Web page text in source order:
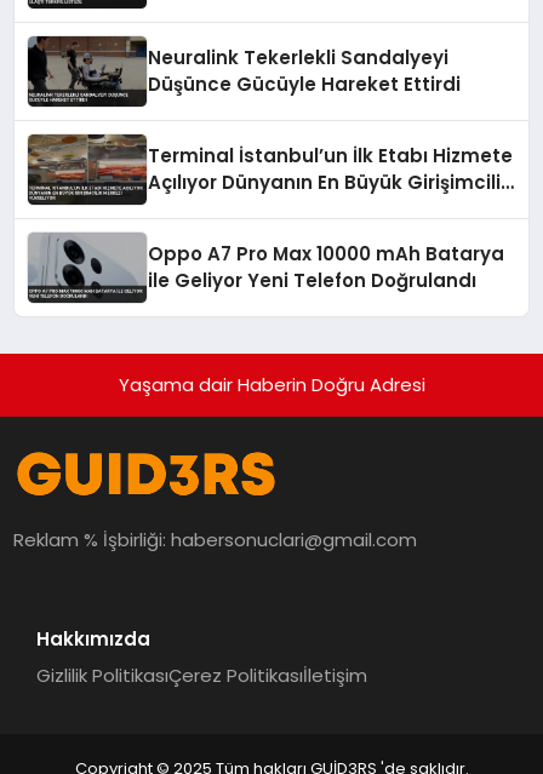
Neuralink Tekerlekli Sandalyeyi
Düşünce Gücüyle Hareket Ettirdi
Terminal İstanbul’un İlk Etabı Hizmete
Açılıyor Dünyanın En Büyük Girişimcilik
Oppo A7 Pro Max 10000 mAh Batarya
ile Geliyor Yeni Telefon Doğrulandı
Yaşama dair Haberin Doğru Adresi
Reklam % İşbirliği:habersonuclari@gmail.com
Hakkımızda
Gizlilik PolitikasıÇerez Politikasıİletişim
Copyright © 2025 Tüm hakları GUİD3RS 'de saklıdır.